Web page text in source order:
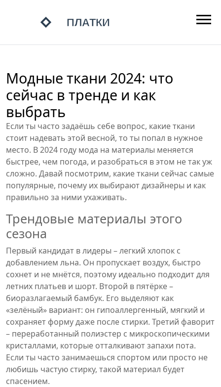
Модные ткани 2024: что
сейчас в тренде и как
выбрать
Если ты часто задаёшь себе вопрос, какие ткани
стоит надевать этой весной, то ты попал в нужное
место. В 2024 году мода на материалы меняется
быстрее, чем погода, и разобраться в этом не так уж
сложно. Давай посмотрим, какие ткани сейчас самые
популярные, почему их выбирают дизайнеры и как
правильно за ними ухаживать.
Трендовые материалы этого
сезона
Первый кандидат в лидеры – легкий хлопок с
добавлением льна. Он пропускает воздух, быстро
сохнет и не мнётся, поэтому идеально подходит для
летних платьев и шорт. Второй в пятёрке –
биоразлагаемый бамбук. Его выделяют как
«зелёный» вариант: он гипоаллергенный, мягкий и
сохраняет форму даже после стирки. Третий фаворит
– переработанный полиэстер с микроскопическими
кристаллами, которые отталкивают запахи пота.
Если ты часто занимаешься спортом или просто не
любишь частую стирку, такой материал будет
спасением.